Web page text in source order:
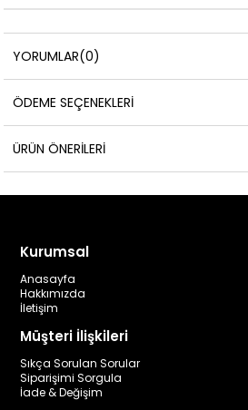
YORUMLAR(0)
ÖDEME SEÇENEKLERI
ÜRÜN ÖNERILERI
Kurumsal
Anasayfa
Hakkımızda
İletişim
Müşteri İlişkileri
Sıkça Sorulan Sorular
Siparişimi Sorgula
İade & Değişim